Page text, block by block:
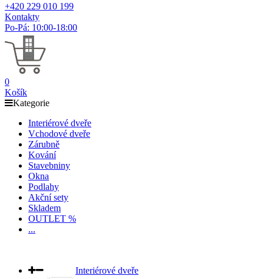
+420 229 010 199
Kontakty
Po-Pá: 10:00-18:00
0
Košík
Kategorie
Interiérové dveře
Vchodové dveře
Zárubně
Kování
Stavebniny
Okna
Podlahy
Akční sety
Skladem
OUTLET %
...
Interiérové dveře